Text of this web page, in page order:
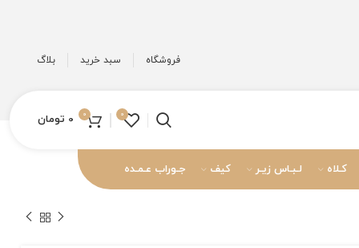
فروشگاه سبد خرید بلاگ
0
0
0 تومان
کـلاه لـبـاس زیـر کیف جـوراب عـمـده